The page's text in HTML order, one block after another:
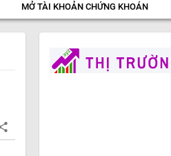
MỞ TÀI KHOẢN CHỨNG KHOÁN